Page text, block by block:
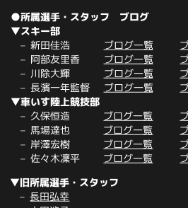
●所属選手・スタッフ ブログ
▼スキー部
新田佳浩 ブログ一覧
阿部友里香 ブログ一覧
川除大輝 ブログ一覧
長濱一年監督
ブログ一覧
▼車いす陸上競技部
久保恒造 ブログ一覧
馬場達也 ブログ一覧
岸澤宏樹 ブログ一覧
佐々木凜平 ブログ一覧
▼旧所属選手・スタッフ
長田弘幸